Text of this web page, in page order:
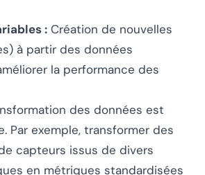
: Création de nouvelles
à partir des données
la performance des
des données est
Par exemple, transformer des
capteurs issus de divers
en métriques standardisées